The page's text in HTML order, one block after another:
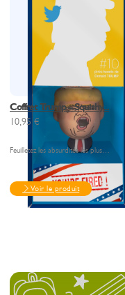
Coffret Trump – Squishy...
10,95€
Feuilletez les absurdités les plus…
Voir le produit